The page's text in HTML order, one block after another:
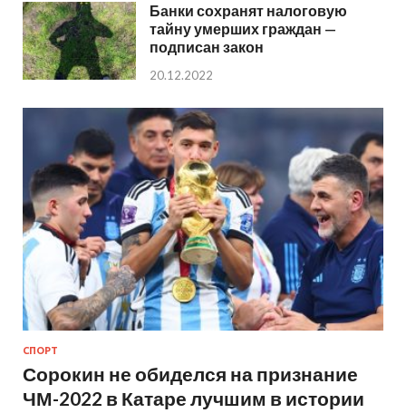
Банки сохранят налоговую
тайну умерших граждан —
подписан закон
20.12.2022
СПОРТ
Сорокин не обиделся на признание
ЧМ-2022 в Катаре лучшим в истории